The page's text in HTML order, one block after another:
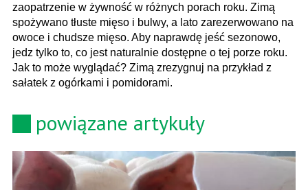
zaopatrzenie w żywność w różnych porach roku. Zimą
spożywano tłuste mięso i bulwy, a lato zarezerwowano na
owoce i chudsze mięso. Aby naprawdę jeść sezonowo,
jedz tylko to, co jest naturalnie dostępne o tej porze roku.
Jak to może wyglądać? Zimą zrezygnuj na przykład z
sałatek z ogórkami i pomidorami.
powiązane artykuły